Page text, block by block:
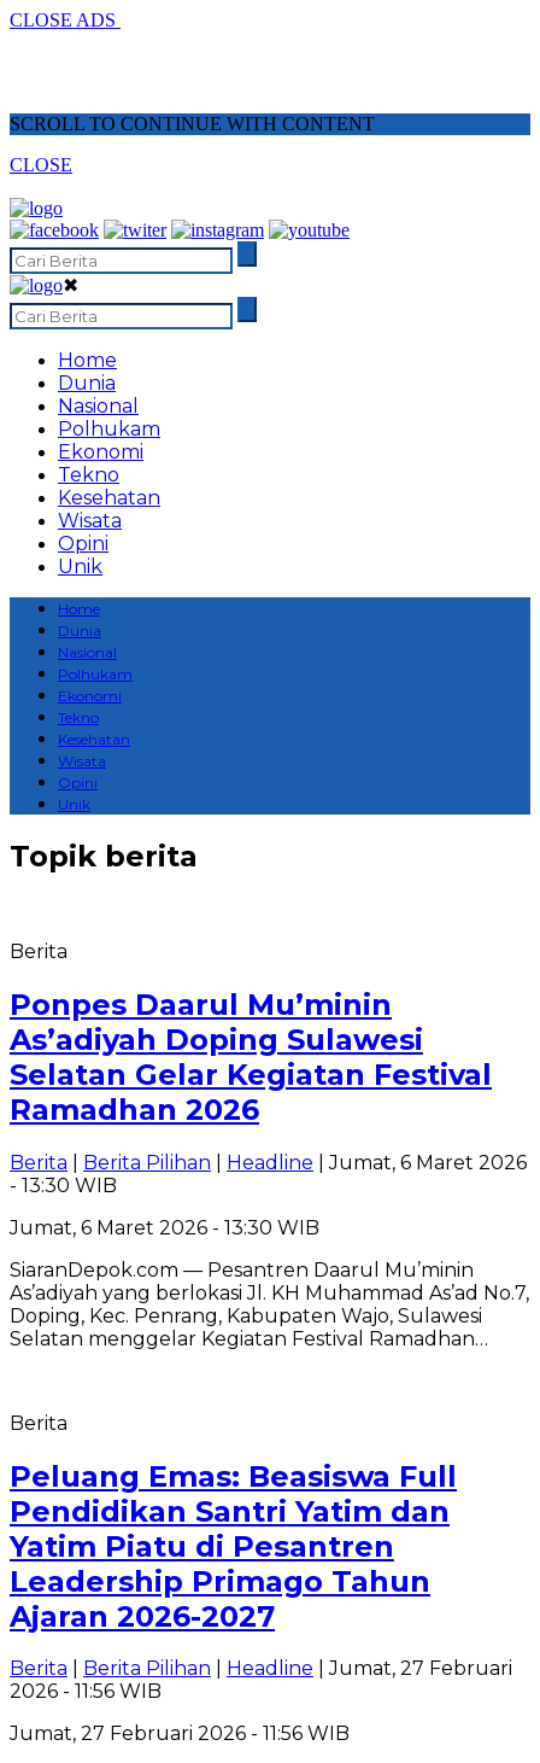
CLOSE ADS
SCROLL TO CONTINUE WITH CONTENT
CLOSE
✖
Home
Dunia
Nasional
Polhukam
Ekonomi
Tekno
Kesehatan
Wisata
Opini
Unik
Home
Dunia
Nasional
Polhukam
Ekonomi
Tekno
Kesehatan
Wisata
Opini
Unik
Topik berita
Berita
Ponpes Daarul Mu’minin
As’adiyah Doping Sulawesi
Selatan Gelar Kegiatan Festival
Ramadhan 2026
Berita Berita Pilihan Headline | Jumat, 6 Maret 2026
- 13:30 WIB
Jumat, 6 Maret 2026 - 13:30 WIB
SiaranDepok.com — Pesantren Daarul Mu’minin
As’adiyah yang berlokasi Jl. KH Muhammad As’ad No.7,
Doping, Kec. Penrang, Kabupaten Wajo, Sulawesi
Selatan menggelar Kegiatan Festival Ramadhan…
Berita
Peluang Emas: Beasiswa Full
Pendidikan Santri Yatim dan
Yatim Piatu di Pesantren
Leadership Primago Tahun
Ajaran 2026-2027
Berita Berita Pilihan Headline | Jumat, 27 Februari
2026 - 11:56 WIB
Jumat, 27 Februari 2026 - 11:56 WIB